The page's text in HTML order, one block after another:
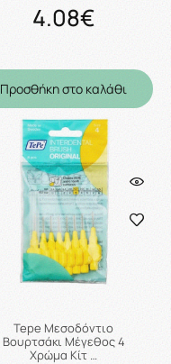
4.08€
Προσθήκη στο καλάθι
Tepe Μεσοδόντιο
Βουρτσάκι Μέγεθος 4
Χρώμα Κίτ …